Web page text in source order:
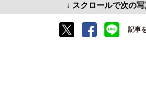
↓ スクロールで次の写
記事